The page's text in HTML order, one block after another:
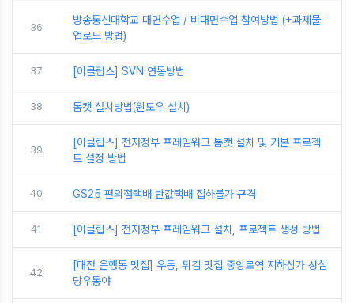
36
방송통신대학교 대면수업 / 비대면수업 참여방법 (+과제물
업로드 방법)
37 [이클립스] SVN 연동방법
38 톰캣 설치방법(윈도우 설치)
39
[이클립스] 전자정부 프레임워크 톰캣 설치 및 기본 프로젝
트 설정 방법
40 GS25 편의점택배 반값택배 집하불가 규격
41 [이클립스] 전자정부 프레임워크 설치, 프로젝트 생성 방법
42
[대전 은행동 맛집] 우동, 튀김 맛집 중앙로역 지하상가 성심
당우동야